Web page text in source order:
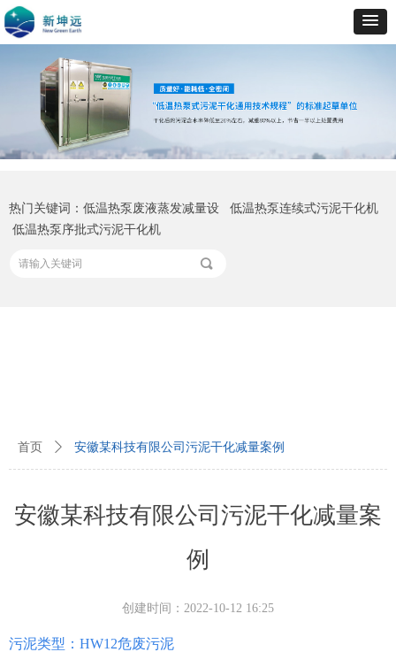
首页 ꄲ 安徽某科技有限公司污泥干化减量案例
安徽某科技有限公司污泥干化减量案
例
污泥类型 ： HW1 2危废污泥
创建时间： 2022-10-12 16:25
热门关键词：低温热泵废液蒸发减量设 低温热泵连续式污泥干化机
低温热泵序批式污泥干化机
끠